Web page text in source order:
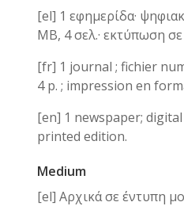
[el] 1 εφημερίδα·
ΜB, 4 σελ.· εκτύπωση
[fr] 1 journal ; fichier
4 p. ; impression en
[en] 1 newspaper;
printed edition.
Medium
[el] Αρχικά σε έντυπη